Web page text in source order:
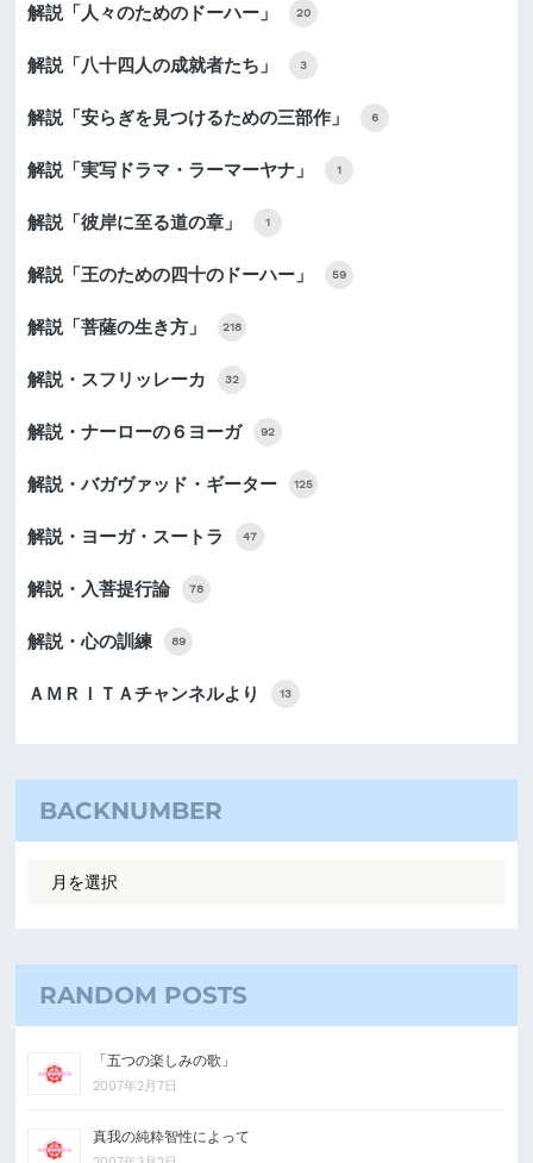
解説「人々のためのドーハー」 20
解説「八十四人の成就者たち」 3
解説「安らぎを見つけるための三部作」 6
解説「実写ドラマ・ラーマーヤナ」 1
解説「彼岸に至る道の章」 1
解説「王のための四十のドーハー」 59
解説「菩薩の生き方」 218
解説・スフリッレーカ 32
解説・ナーローの６ヨーガ 92
解説・バガヴァッド・ギーター 125
解説・ヨーガ・スートラ 47
解説・入菩提行論 78
解説・心の訓練 89
ＡＭＲＩＴＡチャンネルより 13
BACKNUMBER
RANDOM POSTS
「五つの楽しみの歌」
2007年2月7日
真我の純粋智性によって